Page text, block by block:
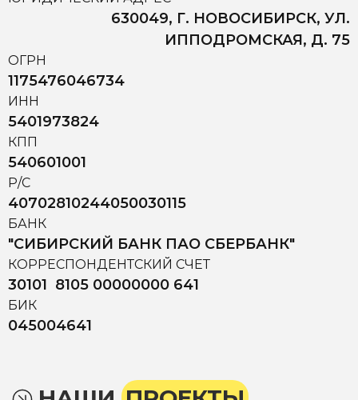
630049, Г. НОВОСИБИРСК, УЛ.
ИППОДРОМСКАЯ, Д. 75
ОГРН
1175476046734
ИНН
5401973824
КПП
540601001
Р/С
40702810244050030115
БАНК
"СИБИРСКИЙ БАНК ПАО СБЕРБАНК"
КОРРЕСПОНДЕНТСКИЙ СЧЕТ
30101 8105 00000000 641
БИК
045004641